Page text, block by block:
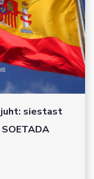
siestast